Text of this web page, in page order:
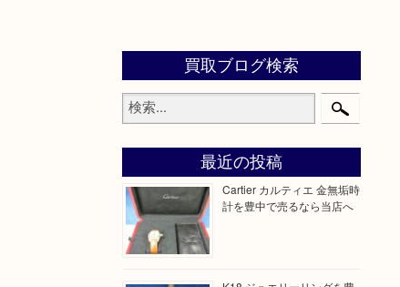
買取ブログ検索
最近の投稿
Cartier カルティエ 金無垢時
計を豊中で売るなら当店へ